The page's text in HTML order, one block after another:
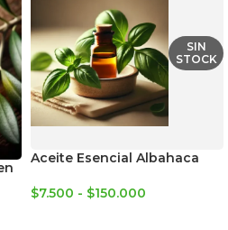
SIN
STOCK
Aceite Esencial Albahaca
$7.500 - $150.000